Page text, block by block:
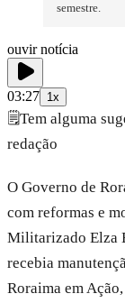
semestre.
ouvir notícia
03:27 1x
🗒️Tem alguma
redação
O Governo de
com reformas e
Militarizado Elza
recebia
Roraima em